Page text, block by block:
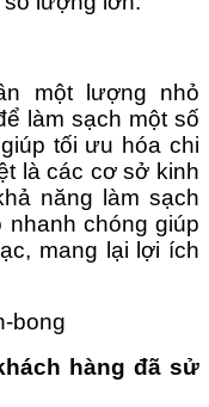
một lượng nhỏ
làm sạch một số
tối ưu hóa chi
là các cơ sở kinh
năng làm sạch
nhanh chóng giúp
mang lại lợi ích
hàng đã sử